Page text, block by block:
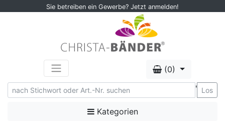
Sie betreiben ein Gewerbe? Jetzt anmelden!
(0)
' Los
Kategorien